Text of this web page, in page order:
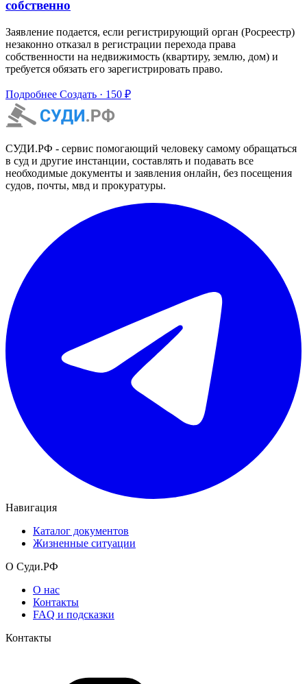
собственно
Заявление подается, если регистрирующий орган (Росреестр)
незаконно отказал в регистрации перехода права
собственности на недвижимость (квартиру, землю, дом) и
требуется обязать его зарегистрировать право.
Подробнее Создать · 150 ₽
СУДИ.РФ - сервис помогающий человеку самому обращаться
в суд и другие инстанции, составлять и подавать все
необходимые документы и заявления онлайн, без посещения
судов, почты, мвд и прокуратуры.
Навигация
Каталог документов
Жизненные ситуации
О Суди.РФ
О нас
Контакты
FAQ и подсказки
Контакты